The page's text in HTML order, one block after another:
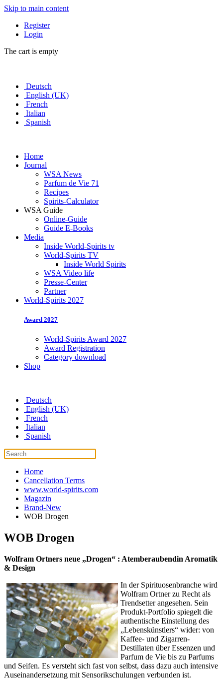
Skip to main content
Register
Login
The cart is empty
Deutsch
English (UK)
French
Italian
Spanish
Home
Journal
WSA News
Parfum de Vie 71
Recipes
Spirits-Calculator
WSA Guide
Online-Guide
Guide E-Books
Media
Inside World-Spirits tv
World-Spirits TV
Inside World Spirits
WSA Video life
Presse-Center
Partner
World-Spirits 2027
Award 2027
World-Spirits Award 2027
Award Registration
Category download
Shop
Deutsch
English (UK)
French
Italian
Spanish
Home
Cancellation Terms
www.world-spirits.com
Magazin
Brand-New
WOB Drogen
WOB Drogen
Wolfram Ortners neue „Drogen“ : Atemberaubendin Aromatik
& Design
In der Spirituosenbranche wird
Wolfram Ortner zu Recht als
Trendsetter angesehen. Sein
Produkt-Portfolio spiegelt die
authentische Einstellung des
„Lebenskünstlers“ wider: von
Kaffee- und Zigarren-
Destillaten über Essenzen und
Parfum de Vie bis zu Parfums
und Seifen. Es versteht sich fast von selbst, dass dazu auch intensive
Auseinandersetzung mit Sensorikschulungen verbunden ist.